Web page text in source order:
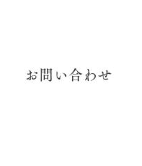
お問い合わせ